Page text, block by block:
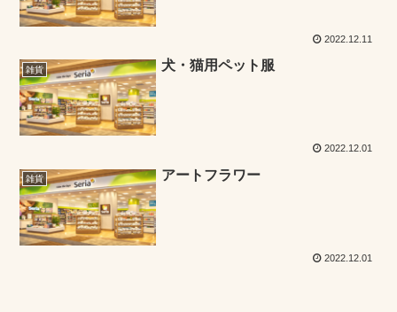
2022.12.11
雑貨 犬・猫用ペット服
2022.12.01
雑貨 アートフラワー
2022.12.01